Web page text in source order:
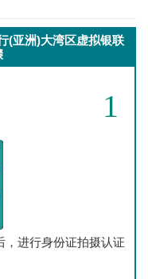
(亚洲)大湾区虚拟银联
1
，进行身份证拍摄认证